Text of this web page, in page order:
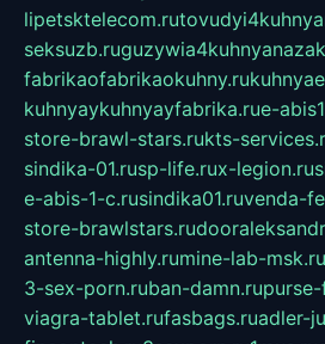
lipetsktelecom.ru
seksuzb.ru
fabrikaofabrikaokuhny.ru
kuhnyaykuhnyayfabrika.rue-
store-brawl-stars.rukts-
sindika-01.rusp-life.rux-legion.ru
e-abis-1-c.rusindika01.ruvenda-
store-brawlstars.ru
antenna-highly.rumine-lab-msk.ru
3-sex-porn.ruban-damn.ru
viagra-tablet.rufasbags.ruadler-